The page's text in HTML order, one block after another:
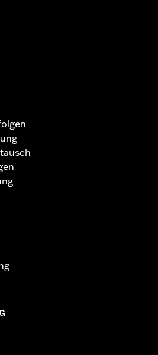
für die Beine und vor kosmetischen
oder einem anderen Objekt vor
Highway-Fußrasten nicht unter
and-Go-Bedingungen verwenden.